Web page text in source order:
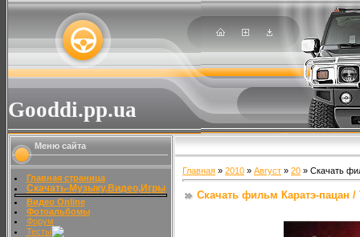
Gooddi.pp.ua
Меню сайта
Главная страница
Скачать-Музыку,Видео,Игры
Видео Online
Фотоальбомы
Форум
Тесты
Главная » 2010 » Август » 20 » Скачать
Скачать фильм Каратэ-пацан /